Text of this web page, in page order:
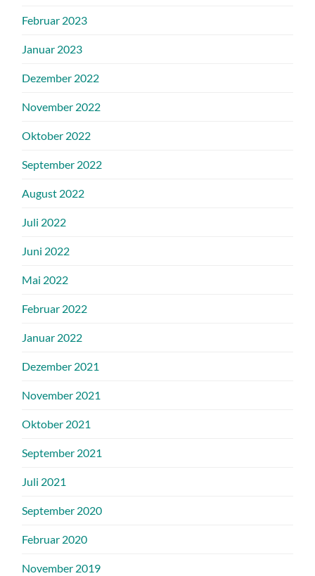
Februar 2023
Januar 2023
Dezember 2022
November 2022
Oktober 2022
September 2022
August 2022
Juli 2022
Juni 2022
Mai 2022
Februar 2022
Januar 2022
Dezember 2021
November 2021
Oktober 2021
September 2021
Juli 2021
September 2020
Februar 2020
November 2019